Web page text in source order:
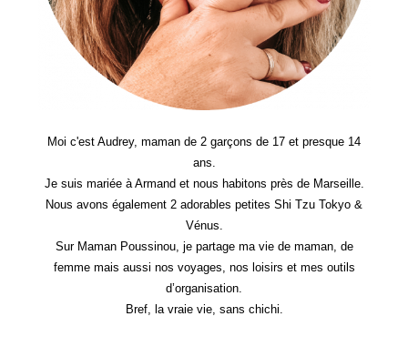
Moi c'est Audrey, maman de 2 garçons de 17 et presque 14
ans.
Je suis mariée à Armand et nous habitons près de Marseille.
Nous avons également 2 adorables petites Shi Tzu Tokyo &
Vénus.
Sur Maman Poussinou, je partage ma vie de maman, de
femme mais aussi nos voyages, nos loisirs et mes outils
d’organisation.
Bref, la vraie vie, sans chichi.